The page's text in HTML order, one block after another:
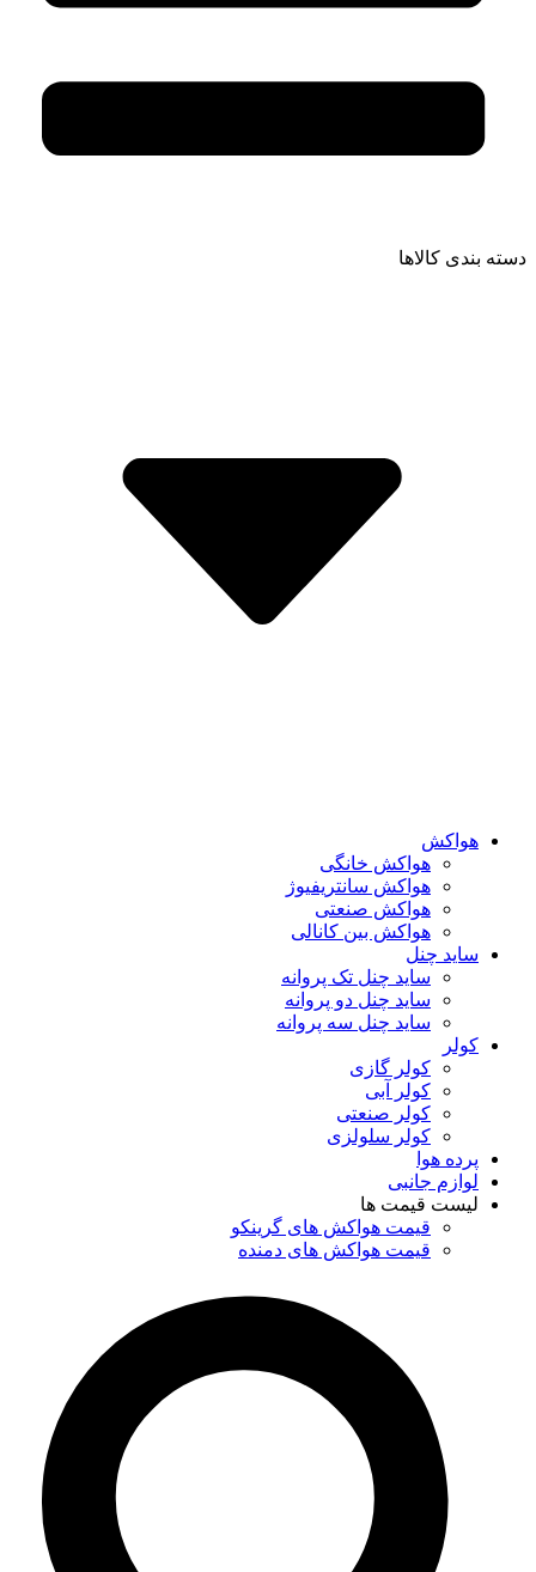
دسته بندی کالاها
هواکش
هواکش خانگی
هواکش سانتریفیوژ
هواکش صنعتی
هواکش بین کانالی
ساید چنل
ساید چنل تک پروانه
ساید چنل دو پروانه
ساید چنل سه پروانه
کولر
کولر گازی
کولر آبی
کولر صنعتی
کولر سلولزی
پرده هوا
لوازم جانبی
لیست قیمت ها
قیمت هواکش های گرینکو
قیمت هواکش های دمنده